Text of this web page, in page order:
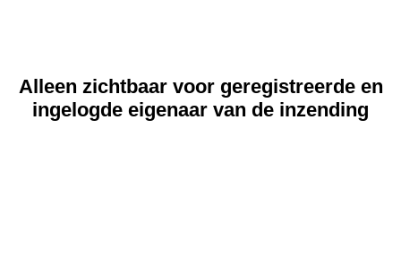
Alleen zichtbaar voor geregistreerde en
ingelogde eigenaar van de inzending